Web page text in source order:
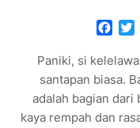
Paniki, si
santapan biasa.
adalah bagian dari
kaya rempah dan